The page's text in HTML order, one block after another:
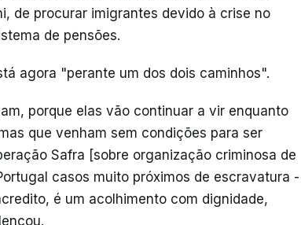
de procurar imigrantes devido à crise no
de pensões.
agora "perante um dos dois caminhos".
porque elas vão continuar a vir enquanto
que venham sem condições para ser
Safra [sobre organização criminosa de
casos muito próximos de escravatura -
é um acolhimento com dignidade,